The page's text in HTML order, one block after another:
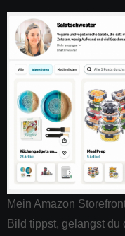
Mein Amazon
Bild tippst, gelangst du